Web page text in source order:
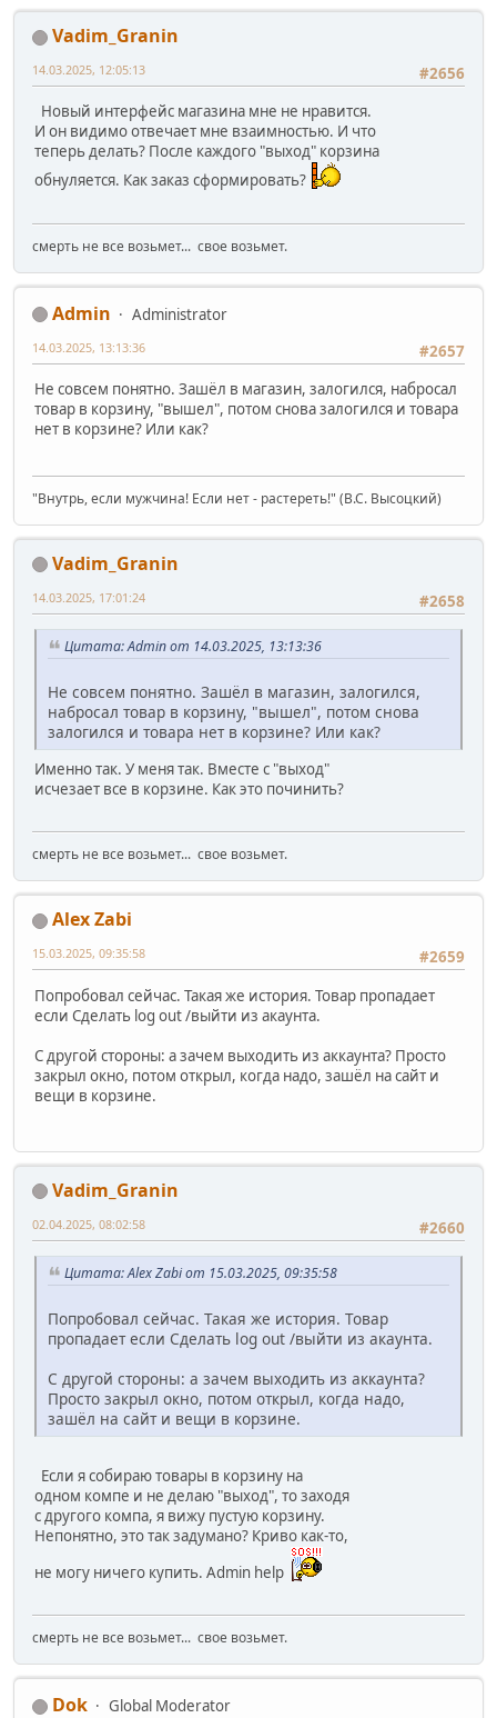
Vadim_Granin
#2656
14.03.2025, 12:05:13
Новый интерфейс магазина мне не нравится.
И он видимо отвечает мне взаимностью. И что
теперь делать? После каждого "выход" корзина
обнуляется. Как заказ сформировать?
смерть не все возьмет... свое возьмет.
Admin
Administrator
#2657
14.03.2025, 13:13:36
Не совсем понятно. Зашёл в магазин, залогился, набросал
товар в корзину, "вышел", потом снова залогился и товара
нет в корзине? Или как?
"Внутрь, если мужчина! Если нет - растереть!" (В.С. Высоцкий)
Vadim_Granin
#2658
14.03.2025, 17:01:24
Цитата: Admin от 14.03.2025, 13:13:36
Не совсем понятно. Зашёл в магазин, залогился,
набросал товар в корзину, "вышел", потом снова
залогился и товара нет в корзине? Или как?
Именно так. У меня так. Вместе с "выход"
исчезает все в корзине. Как это починить?
смерть не все возьмет... свое возьмет.
Alex Zabi
#2659
15.03.2025, 09:35:58
Попробовал сейчас. Такая же история. Товар пропадает
если Сделать log out /выйти из акаунта.
С другой стороны: а зачем выходить из аккаунта? Просто
закрыл окно, потом открыл, когда надо, зашёл на сайт и
вещи в корзине.
Vadim_Granin
#2660
02.04.2025, 08:02:58
Цитата: Alex Zabi от 15.03.2025, 09:35:58
Попробовал сейчас. Такая же история. Товар
пропадает если Сделать log out /выйти из акаунта.
С другой стороны: а зачем выходить из аккаунта?
Просто закрыл окно, потом открыл, когда надо,
зашёл на сайт и вещи в корзине.
Если я собираю товары в корзину на
одном компе и не делаю "выход", то заходя
с другого компа, я вижу пустую корзину.
Непонятно, это так задумано? Криво как-то,
не могу ничего купить. Admin help
смерть не все возьмет... свое возьмет.
Dok Global Moderator